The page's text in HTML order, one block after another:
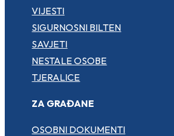
VIJESTI
SIGURNOSNI BILTEN
SAVJETI
NESTALE OSOBE
TJERALICE
ZA GRAĐANE
OSOBNI DOKUMENTI